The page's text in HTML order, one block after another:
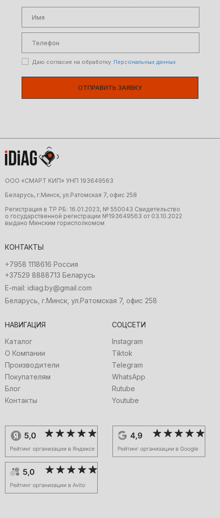
Даю согласие на обработку Персональных данных
ОТПРАВИТЬ ЗАЯВКУ
ООО «CMAРТ KИП» УНП 19З64956З
Беларусь, г.Минск, ул.Ратомская 7, офис 258
Регистрация в ТР РБ: 16.01.2023, № 550043 Свидетельство
о государственной регистрации №19З64956З от 03.10.2022
выдано Минским горисполкомом
КОНТАКТЫ
+7958 1118616 Россия
+37529 8888713 Беларусь
E-mail: idiag.by@gmail.com
Беларусь, г.Минск, ул.Ратомская 7, офис 258
НАВИГАЦИЯ
Каталог
О Компании
Производители
Покупателям
Блог
Контакты
СОЦСЕТИ
Instagram
Tiktok
Telegram
WhatsApp
Rutube
Youtube